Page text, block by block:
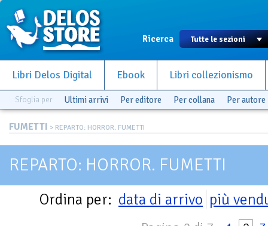
Ricerca
Libri Delos Digital Ebook Libri collezionismo
Sfoglia per Ultimi arrivi Per editore Per collana Per autore
FUMETTI > REPARTO: HORROR. FUMETTI
REPARTO: HORROR. FUMETTI
Ordina per: data di arrivo più